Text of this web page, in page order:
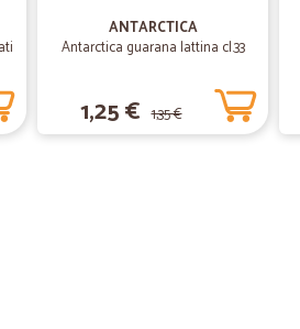
ANTARCTICA
Antarctica guarana lattina cl.33
1,25 € 1,35 €